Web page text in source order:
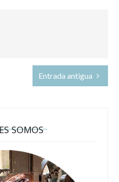
Entrada antigua
SOMOS